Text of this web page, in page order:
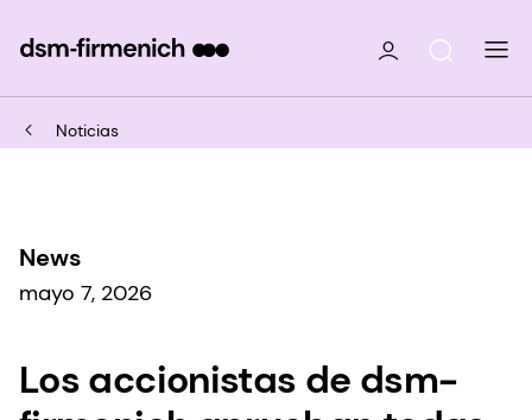
Noticias
News
mayo 7, 2026
Los accionistas de dsm-